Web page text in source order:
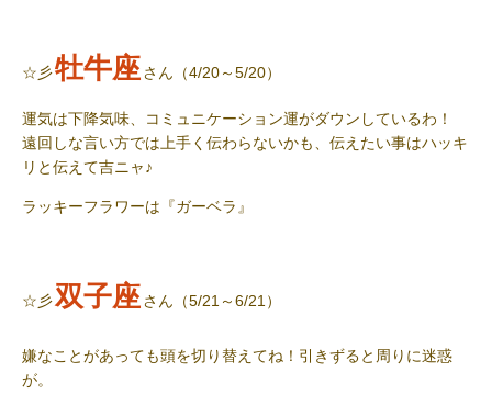
☆彡牡牛座さん（4/20～5/20）
運気は下降気味、コミュニケーション運がダウンしているわ！
遠回しな言い方では上手く伝わらないかも、伝えたい事はハッキ
リと伝えて吉ニャ♪
ラッキーフラワーは『ガーベラ』
☆彡双子座さん（5/21～6/21）
嫌なことがあっても頭を切り替えてね！引きずると周りに迷惑
が。